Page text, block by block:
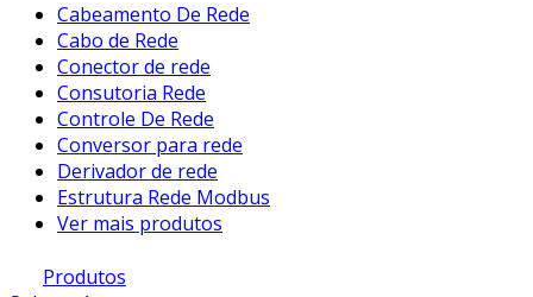
Cabeamento De Rede
Cabo de Rede
Conector de rede
Consutoria Rede
Controle De Rede
Conversor para rede
Derivador de rede
Estrutura Rede Modbus
Ver mais produtos
Produtos